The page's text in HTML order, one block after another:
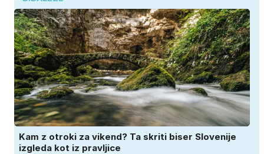
Kam z otroki za vikend? Ta skriti biser Slovenije
izgleda kot iz pravljice